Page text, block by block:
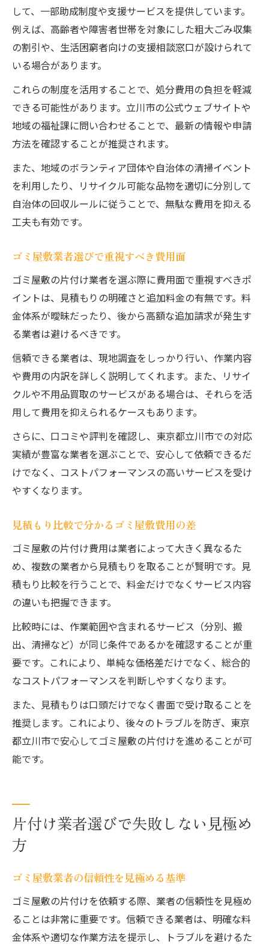
して、一部助成制度や支援サービスを提供しています。
例えば、高齢者や障害者世帯を対象にした粗大ごみ収集
の割引や、生活困窮者向けの支援相談窓口が設けられて
いる場合があります。
これらの制度を活用することで、処分費用の負担を軽減
できる可能性があります。立川市の公式ウェブサイトや
地域の福祉課に問い合わせることで、最新の情報や申請
方法を確認することが推奨されます。
また、地域のボランティア団体や自治体の清掃イベント
を利用したり、リサイクル可能な品物を適切に分別して
自治体の回収ルールに従うことで、無駄な費用を抑える
工夫も有効です。
ゴミ屋敷業者選びで重視すべき費用面
ゴミ屋敷の片付け業者を選ぶ際に費用面で重視すべきポ
イントは、見積もりの明確さと追加料金の有無です。料
金体系が曖昧だったり、後から高額な追加請求が発生す
る業者は避けるべきです。
信頼できる業者は、現地調査をしっかり行い、作業内容
や費用の内訳を詳しく説明してくれます。また、リサイ
クルや不用品買取のサービスがある場合は、それらを活
用して費用を抑えられるケースもあります。
さらに、口コミや評判を確認し、東京都立川市での対応
実績が豊富な業者を選ぶことで、安心して依頼できるだ
けでなく、コストパフォーマンスの高いサービスを受け
やすくなります。
見積もり比較で分かるゴミ屋敷費用の差
ゴミ屋敷の片付け費用は業者によって大きく異なるた
め、複数の業者から見積もりを取ることが賢明です。見
積もり比較を行うことで、料金だけでなくサービス内容
の違いも把握できます。
比較時には、作業範囲や含まれるサービス（分別、搬
出、清掃など）が同じ条件であるかを確認することが重
要です。これにより、単純な価格差だけでなく、総合的
なコストパフォーマンスを判断しやすくなります。
また、見積もりは口頭だけでなく書面で受け取ることを
推奨します。これにより、後々のトラブルを防ぎ、東京
都立川市で安心してゴミ屋敷の片付けを進めることが可
能です。
片付け業者選びで失敗しない見極め
方
ゴミ屋敷業者の信頼性を見極める基準
ゴミ屋敷の片付けを依頼する際、業者の信頼性を見極め
ることは非常に重要です。信頼できる業者は、明確な料
金体系や適切な作業方法を提示し、トラブルを避けるた